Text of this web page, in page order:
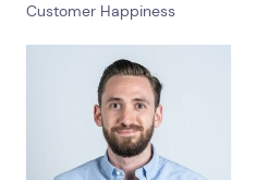
Customer Happiness